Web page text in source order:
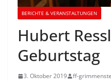
BERICHTE & VERANSTALTUNGEN
Hubert
Geburtstag
3. Oktober 2019 ff-